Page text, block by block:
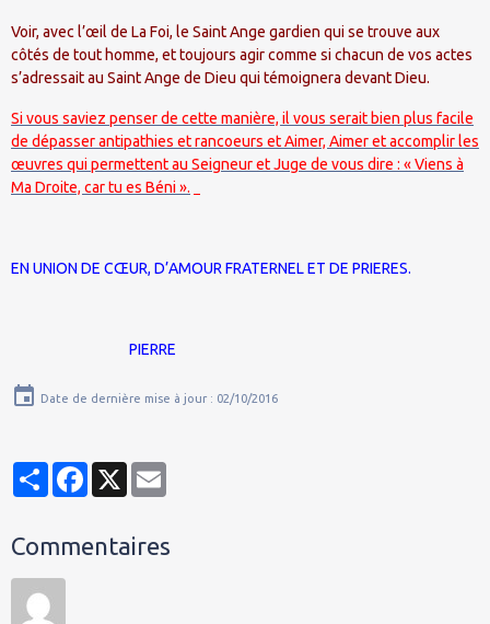
Voir, avec l’œil de La Foi, le Saint Ange gardien qui se trouve aux
côtés de tout homme, et toujours agir comme si chacun de vos actes
s’adressait au Saint Ange de Dieu qui témoignera devant Dieu.
Si vous saviez penser de cette manière, il vous serait bien plus facile
de dépasser antipathies et rancoeurs et Aimer, Aimer et accomplir les
œuvres qui permettent au Seigneur et Juge de vous dire : « Viens à
Ma Droite, car tu es Béni ».
EN UNION DE CŒUR, D’AMOUR FRATERNEL ET DE PRIERES.
PIERRE
Date de dernière mise à jour : 02/10/2016
PartagerFacebook
X
Commentaires